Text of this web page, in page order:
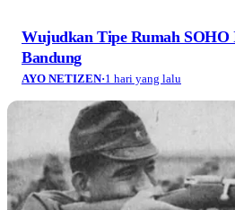
Wujudkan Tipe Rumah SOHO
Bandung
AYO NETIZEN·1 hari yang lalu